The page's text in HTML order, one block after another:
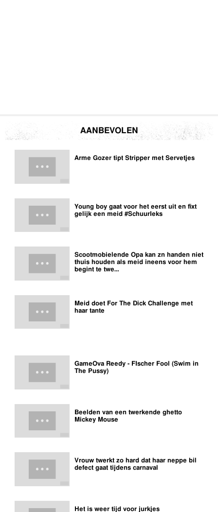
AANBEVOLEN
Arme Gozer tipt Stripper met Servetjes
Young boy gaat voor het eerst uit en fixt
gelijk een meid #SchuurIeks
Scootmobielende Opa kan zn handen niet
thuis houden als meid ineens voor hem
begint te twe…
Meid doet For The Dick Challenge met
haar tante
GameOva Reedy - FIscher Fool (Swim in
The Pussy)
Beelden van een twerkende ghetto
Mickey Mouse
Vrouw twerkt zo hard dat haar neppe bil
defect gaat tijdens carnaval
Het is weer tijd voor jurkjes